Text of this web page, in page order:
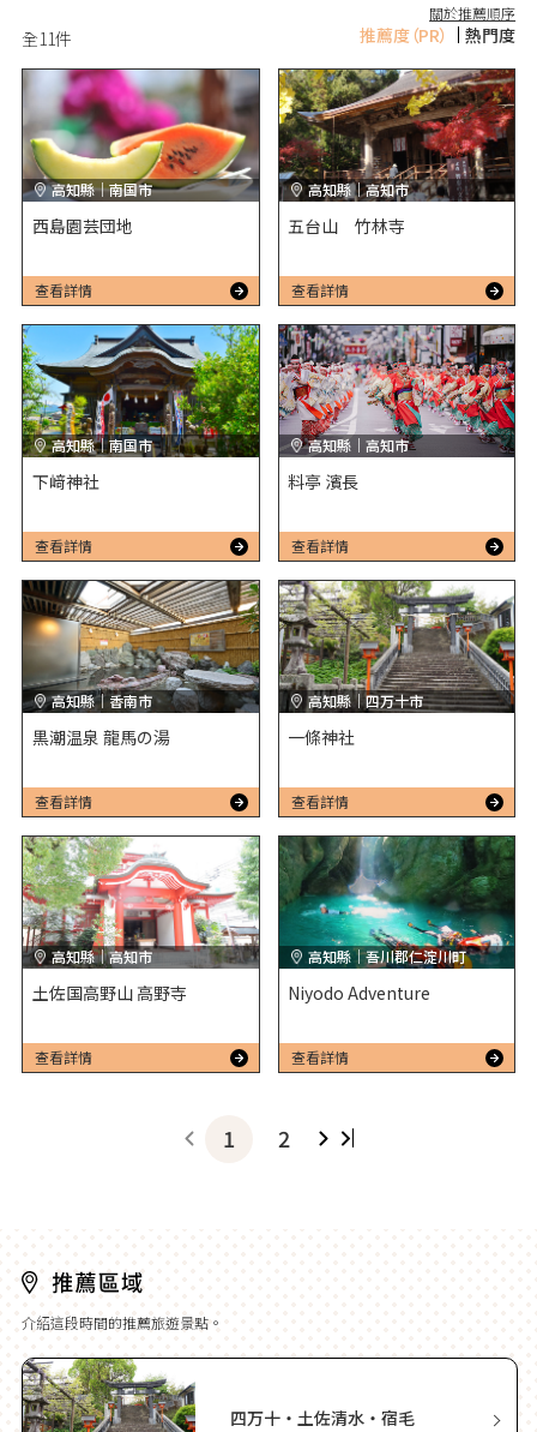
關於推薦順序
全11件 推薦度 （PR） 熱門度
西島園芸団地
高知縣｜南国市
查看詳情
五台山 竹林寺
高知縣｜高知市
查看詳情
下﨑神社
高知縣｜南国市
查看詳情
料亭 濱長
高知縣｜高知市
查看詳情
黒潮温泉 龍馬の湯
高知縣｜香南市
查看詳情
一條神社
高知縣｜四万十市
查看詳情
土佐国高野山 高野寺
高知縣｜高知市
查看詳情
Niyodo Adventure
高知縣｜吾川郡仁淀川町
查看詳情
1 2
介紹這段時間的推薦旅遊景點。
四万十・土佐清水・宿毛